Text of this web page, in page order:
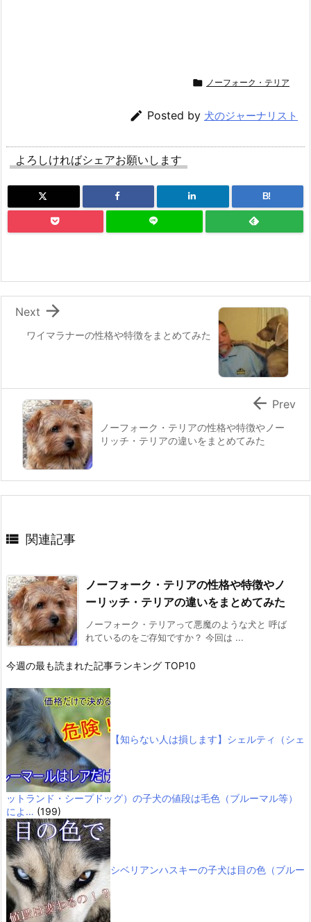
 ノーフォーク・テリア
 Posted by 犬のジャーナリスト
よろしければシェアお願いします
B!
ワイマラナーの性格や特徴をまとめてみた

Next
ノーフォーク・テリアの性格や特徴やノー
リッチ・テリアの違いをまとめてみた
 Prev
 関連記事
ノーフォーク・テリアの性格や特徴やノ
ーリッチ・テリアの違いをまとめてみた
ノーフォーク・テリアって悪魔のような犬と 呼ば
れているのをご存知ですか？ 今回は ...
今週の最も読まれた記事ランキング TOP10
【知らない人は損します】シェルティ（シェ
ットランド・シープドッグ）の子犬の値段は毛色（ブルーマル等）
によ… (199)
シベリアンハスキーの子犬は目の色（ブルー